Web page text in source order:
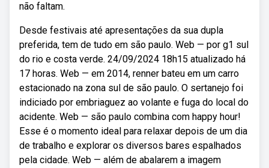
não faltam.
Desde festivais até apresentações da sua dupla
preferida, tem de tudo em são paulo. Web — por g1 sul
do rio e costa verde. 24/09/2024 18h15 atualizado há
17 horas. Web — em 2014, renner bateu em um carro
estacionado na zona sul de são paulo. O sertanejo foi
indiciado por embriaguez ao volante e fuga do local do
acidente. Web — são paulo combina com happy hour!
Esse é o momento ideal para relaxar depois de um dia
de trabalho e explorar os diversos bares espalhados
pela cidade. Web — além de abalarem a imagem